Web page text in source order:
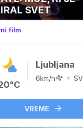
PINGVIN
/ družinski, pustolovski
Ljubljana
6km/h SV
VREME